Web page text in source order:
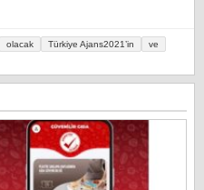
olacak Türkiye Ajans2021’in
ve